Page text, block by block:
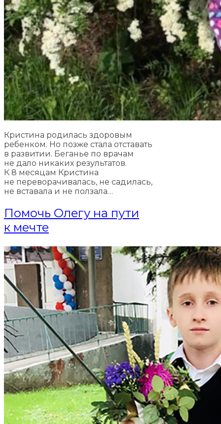
Кристина родилась здоровым
ребенком. Но позже стала отставать
в развитии. Беганье по врачам
не дало никаких результатов.
К 8 месяцам Кристина
не переворачивалась, не садилась,
не вставала и не ползала…
Помочь Олегу на пути
к мечте